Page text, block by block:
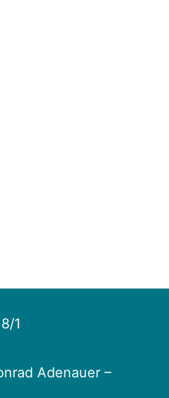
1
Adenauer –